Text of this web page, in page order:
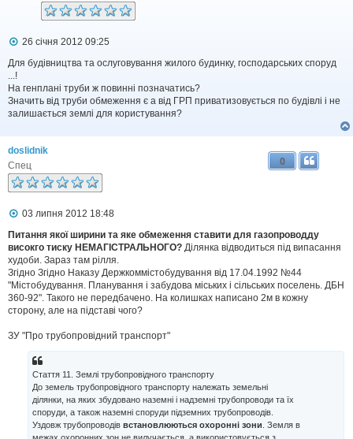
П
в
д
м
л
н
я
26 січня 2012 09:25
Для будівництва та ослуговування жилого будинку, господарських споруд
...!
На генплані труби ж повинні позначатись?
Значить від труби обмеження є а від ГРП приватизовується по будівлі і не
залишається землі для користування?
doslidnik
Спец
0
П
в
і
д
о
м
л
е
н
я
03 липня 2012 18:48
Питання якої ширини та яке обмеження ставити для газопроводду
високго тиску НЕМАГІСТРАЛЬНОГО? Ділянка відводиться під випасання
худоби. Зараз там рілля.
Згідно Згідно Наказу Держкоммістобудування від 17.04.1992 №44
"Містобудування. Планування і забудова міських і сільських поселень. ДБН
360-92". Такого не передбачено. На колишках написано 2м в кожну
сторону, але на підставі чого?
ЗУ "Про трубопровідний транспорт"
Стаття 11. Землі трубопровідного транспорту
До земель трубопровідного транспорту належать земельні
ділянки, на яких збудовано наземні і надземні трубопроводи та їх
споруди, а також наземні споруди підземних трубопроводів.
Уздовж трубопроводів встановлюються охоронні зони . Земля в